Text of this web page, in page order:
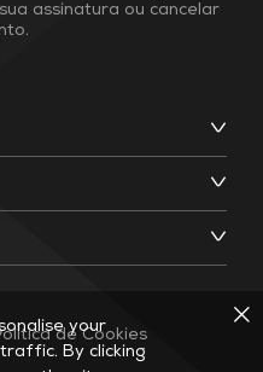
assinatura ou cancelar
de Cookies
your
By clicking